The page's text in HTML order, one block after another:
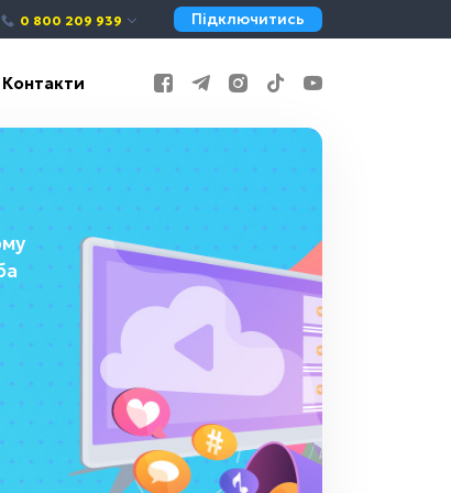
0 800 209 939 Підключитись
Контакти